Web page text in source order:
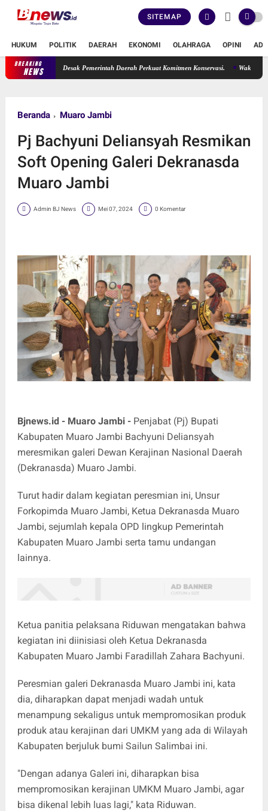
SITEMAP
HUKUM POLITIK DAERAH EKONOMI OLAHRAGA OPINI
BREAKING
NEWS
Suryani Desak Pemerintah Daerah Perkuat Komitmen Konservasi. Wakil Ketua
Beranda Muaro Jambi
Pj Bachyuni Deliansyah Resmikan
Soft Opening Galeri Dekranasda
Muaro Jambi
Admin BJ News Mei 07, 2024 0 Komentar
Bjnews.id - Muaro Jambi - Penjabat (Pj) Bupati
Kabupaten Muaro Jambi Bachyuni Deliansyah
meresmikan galeri Dewan Kerajinan Nasional Daerah
(Dekranasda) Muaro Jambi.
Turut hadir dalam kegiatan peresmian ini, Unsur
Forkopimda Muaro Jambi, Ketua Dekranasda Muaro
Jambi, sejumlah kepala OPD lingkup Pemerintah
Kabupaten Muaro Jambi serta tamu undangan
lainnya.
Ketua panitia pelaksana Riduwan mengatakan bahwa
kegiatan ini diinisiasi oleh Ketua Dekranasda
Kabupaten Muaro Jambi Faradillah Zahara Bachyuni.
Peresmian galeri Dekranasda Muaro Jambi ini, kata
dia, diharapkan dapat menjadi wadah untuk
menampung sekaligus untuk mempromosikan produk
produk atau kerajinan dari UMKM yang ada di Wilayah
Kabupaten berjuluk bumi Sailun Salimbai ini.
"Dengan adanya Galeri ini, diharapkan bisa
mempromosikan kerajinan UMKM Muaro Jambi, agar
bisa dikenal lebih luas lagi," kata Riduwan.